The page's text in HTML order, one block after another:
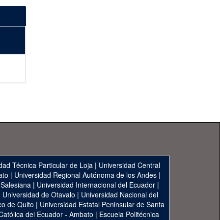
Técnica Particular de Loja | Universidad Central
| Universidad Regional Autónoma de los Andes|
| Universidad Internacional del Ecuador|
Universidad de Otavalo | Universidad Nacional del
de Quito | Universidad Estatal Peninsular de Santa
del Ecuador - Ambato | Escuela Politécnica